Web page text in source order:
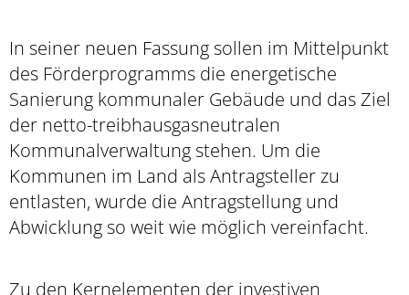
In seiner neuen Fassung sollen im Mittelpunkt
des Förderprogramms die energetische
Sanierung kommunaler Gebäude und das Ziel
der netto-treibhausgasneutralen
Kommunalverwaltung stehen. Um die
Kommunen im Land als Antragsteller zu
entlasten, wurde die Antragstellung und
Abwicklung so weit wie möglich vereinfacht.
Zu den Kernelementen der investiven